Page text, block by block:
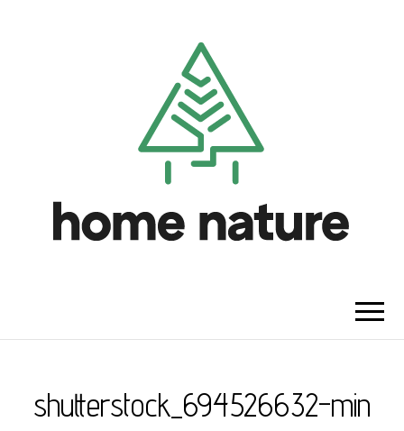
shutterstock_694526632-min